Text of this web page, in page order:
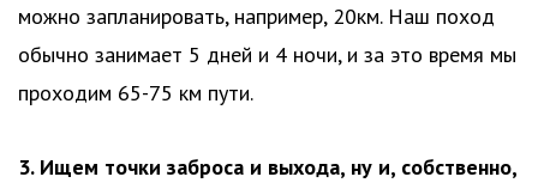
можно запланировать, например, 20км. Наш поход
обычно занимает 5 дней и 4 ночи, и за это время мы
проходим 65-75 км пути.
3. Ищем точки заброса и выхода, ну и, собственно,